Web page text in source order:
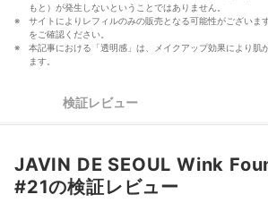
もと）が発生しないということではありません。
サイトによりレフィルのみの販売となる可能性がございま
をご確認ください。
本記事における「透明感」は、メイクアップ効果により肌
ます。
検証レビュー
JAVIN DE SEOUL Wink
#21の検証レビュー